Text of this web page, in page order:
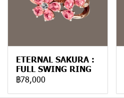
ETERNAL SAKURA :
FULL SWING RING
฿78,000